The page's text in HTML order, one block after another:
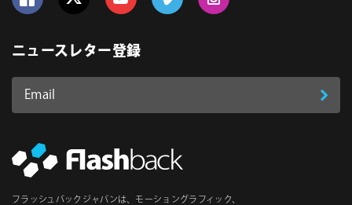
ニュースレター登録
Email
ス
必
登
フラッシュバックジャパンは、モーショングラフィック、